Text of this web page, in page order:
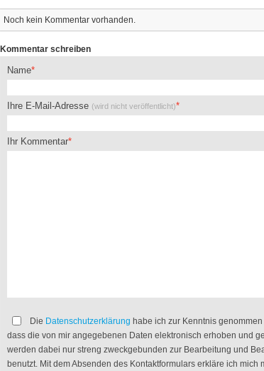
Noch kein Kommentar vorhanden.
Kommentar schreiben
Name
Ihre E-Mail-Adresse (wird nicht veröffentlicht)
Ihr Kommentar
Die Datenschutzerklärung habe ich zur Kenntnis
dass die von mir angegebenen Daten elektronisch erhoben und
werden dabei nur streng zweckgebunden zur Bearbeitung und
benutzt. Mit dem Absenden des Kontaktformulars erkläre ich mich